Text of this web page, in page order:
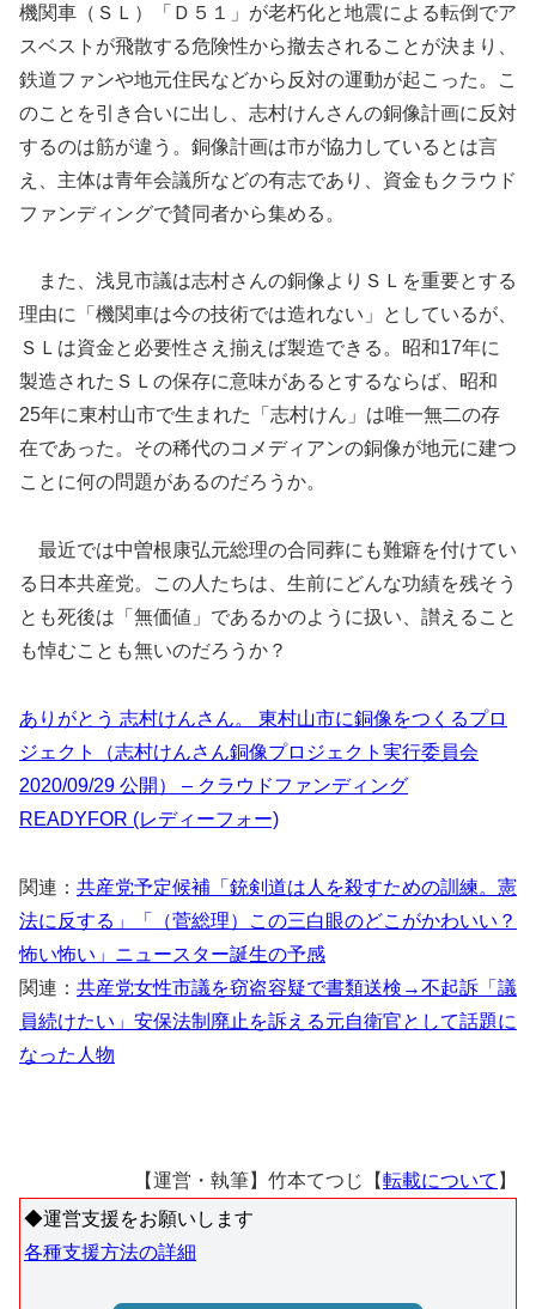
機関車（ＳＬ）「Ｄ５１」が老朽化と地震による転倒でア
スベストが飛散する危険性から撤去されることが決まり、
鉄道ファンや地元住民などから反対の運動が起こった。こ
のことを引き合いに出し、志村けんさんの銅像計画に反対
するのは筋が違う。銅像計画は市が協力しているとは言
え、主体は青年会議所などの有志であり、資金もクラウド
ファンディングで賛同者から集める。
また、浅見市議は志村さんの銅像よりＳＬを重要とする
理由に「機関車は今の技術では造れない」としているが、
ＳＬは資金と必要性さえ揃えば製造できる。昭和17年に
製造されたＳＬの保存に意味があるとするならば、昭和
25年に東村山市で生まれた「志村けん」は唯一無二の存
在であった。その稀代のコメディアンの銅像が地元に建つ
ことに何の問題があるのだろうか。
最近では中曽根康弘元総理の合同葬にも難癖を付けてい
る日本共産党。この人たちは、生前にどんな功績を残そう
とも死後は「無価値」であるかのように扱い、讃えること
も悼むことも無いのだろうか？
ありがとう 志村けんさん。 東村山市に銅像をつくるプロ
ジェクト（志村けんさん銅像プロジェクト実行委員会
2020/09/29 公開） – クラウドファンディング
READYFOR (レディーフォー)
関連： 共産党予定候補「銃剣道は人を殺すための訓練。憲
法に反する」「（菅総理）この三白眼のどこがかわいい？
怖い怖い」ニュースター誕生の予感
関連： 共産党女性市議を窃盗容疑で書類送検→不起訴「議
員続けたい」安保法制廃止を訴える元自衛官として話題に
なった人物
【運営・執筆】竹本てつじ【転載について 】
◆運営支援をお願いします
各種支援方法の詳細